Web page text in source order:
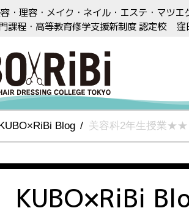
・理容・メイク・ネイル・エステ・マツエ
課程・高等教育修学支援新制度 認定校
窪
Blog 美容科2年生授業★★
KUBO×RiBi